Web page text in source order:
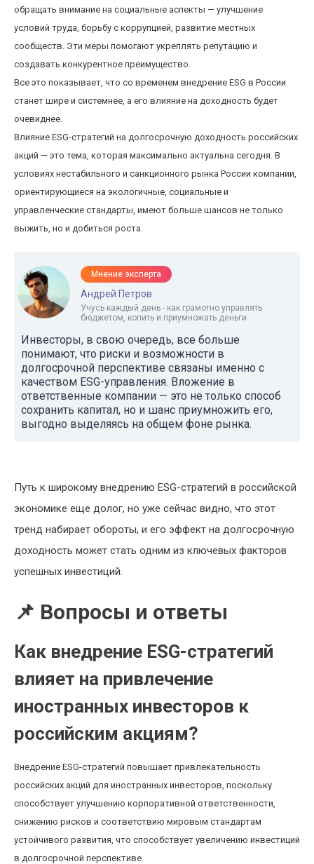
обращать внимание на социальные аспекты — улучшение
условий труда, борьбу с коррупцией, развитие местных
сообществ. Эти меры помогают укреплять репутацию и
создавать конкурентное преимущество.
Все это показывает, что со временем внедрение ESG в России
станет шире и системнее, а его влияние на доходность будет
очевиднее.
Влияние ESG-стратегий на долгосрочную доходность российских
акций — это тема, которая максимально актуальна сегодня. В
условиях нестабильного и санкционного рынка России компании,
ориентирующиеся на экологичные, социальные и
управленческие стандарты, имеют больше шансов не только
выжить, но и добиться роста.
Мнение эксперта
Андрей Петров
Учусь каждый день - как грамотно управлять
бюджетом, копить и приумножать деньги
Инвесторы, в свою очередь, все больше
понимают, что риски и возможности в
долгосрочной перспективе связаны именно с
качеством ESG-управления. Вложение в
ответственные компании — это не только способ
сохранить капитал, но и шанс приумножить его,
выгодно выделяясь на общем фоне рынка.
Путь к широкому внедрению ESG-стратегий в российской
экономике еще долог, но уже сейчас видно, что этот
тренд набирает обороты, и его эффект на долгосрочную
доходность может стать одним из ключевых факторов
успешных инвестиций.
📌 Вопросы и ответы
Как внедрение ESG-стратегий
влияет на привлечение
иностранных инвесторов к
российским акциям?
Внедрение ESG-стратегий повышает привлекательность
российских акций для иностранных инвесторов, поскольку
способствует улучшению корпоративной ответственности,
снижению рисков и соответствию мировым стандартам
устойчивого развития, что способствует увеличению инвестиций
в долгосрочной перспективе.